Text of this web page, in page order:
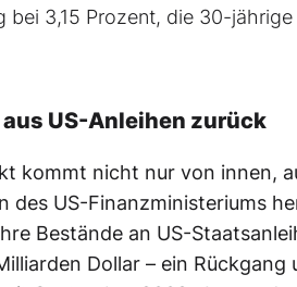
bei 3,15 Prozent, die 30-
US-Anleihen zurück
kommt nicht nur von innen,
des US-Finanzministeriums
Bestände an US-
Dollar – ein